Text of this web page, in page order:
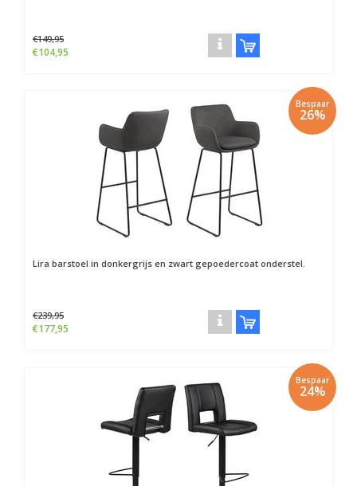
€149,95
€104,95
Bespaar
26%
Lira barstoel in donkergrijs en zwart gepoedercoat onderstel.
€239,95
€177,95
Bespaar
24%